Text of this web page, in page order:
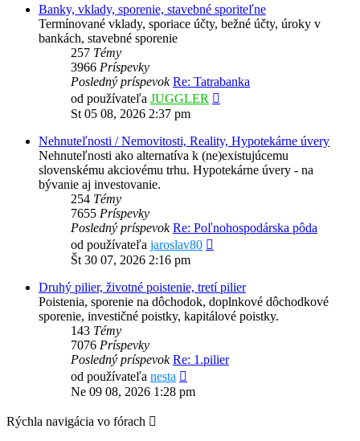
Banky, vklady, sporenie, stavebné sporiteľne
Termínované vklady, sporiace účty, bežné účty, úroky v
bankách, stavebné sporenie
257 Témy
3966 Príspevky
Posledný príspevok Re: Tatrabanka
od používateľa JUGGLER
St 05 08, 2026 2:37 pm
Nehnuteľnosti / Nemovitosti, Reality, Hypotekárne úvery
Nehnuteľnosti ako alternatíva k (ne)existujúcemu
slovenskému akciovému trhu. Hypotekárne úvery - na
bývanie aj investovanie.
254 Témy
7655 Príspevky
Posledný príspevok Re: Poľnohospodárska pôda
od používateľa jaroslav80
Št 30 07, 2026 2:16 pm
Druhý pilier, životné poistenie, tretí pilier
Poistenia, sporenie na dôchodok, doplnkové dôchodkové
sporenie, investičné poistky, kapitálové poistky.
143 Témy
7076 Príspevky
Posledný príspevok Re: 1.pilier
od používateľa nesta
posledný
Ne 09 08, 2026 1:28 pm
Rýchla navigácia vo fórach